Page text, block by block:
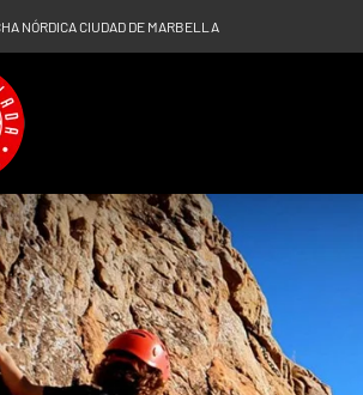
NÓRDICA CIUDAD DE MARBELLA